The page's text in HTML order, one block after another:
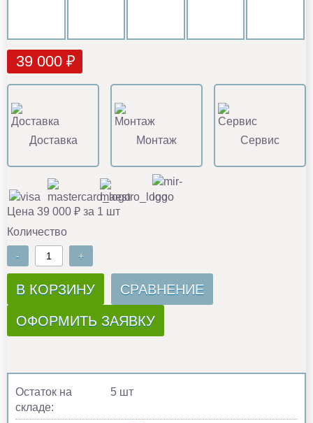
39 000 ₽
Доставка Монтаж Сервис
Цена 39 000 ₽ за 1 шт
Количество
- +
В КОРЗИНУ СРАВНЕНИЕ
ОФОРМИТЬ ЗАЯВКУ
Остаток на
складе:
5 шт